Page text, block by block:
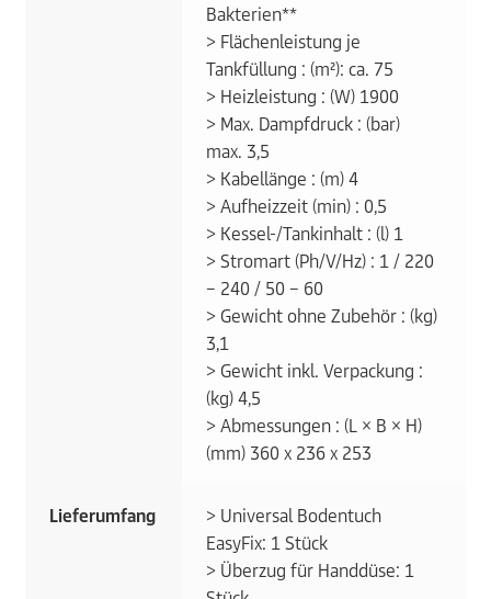
Bakterien**
> Flächenleistung je
Tankfüllung : (m²): ca. 75
> Heizleistung : (W) 1900
> Max. Dampfdruck : (bar)
max. 3,5
> Kabellänge : (m) 4
> Aufheizzeit (min) : 0,5
> Kessel-/Tankinhalt : (l) 1
> Stromart (Ph/V/Hz) : 1 / 220
– 240 / 50 – 60
> Gewicht ohne Zubehör : (kg)
3,1
> Gewicht inkl. Verpackung :
(kg) 4,5
> Abmessungen : (L × B × H)
(mm) 360 x 236 x 253
Lieferumfang
> Universal Bodentuch
EasyFix: 1 Stück
> Überzug für Handdüse: 1